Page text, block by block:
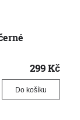
299Kč
Do košíku